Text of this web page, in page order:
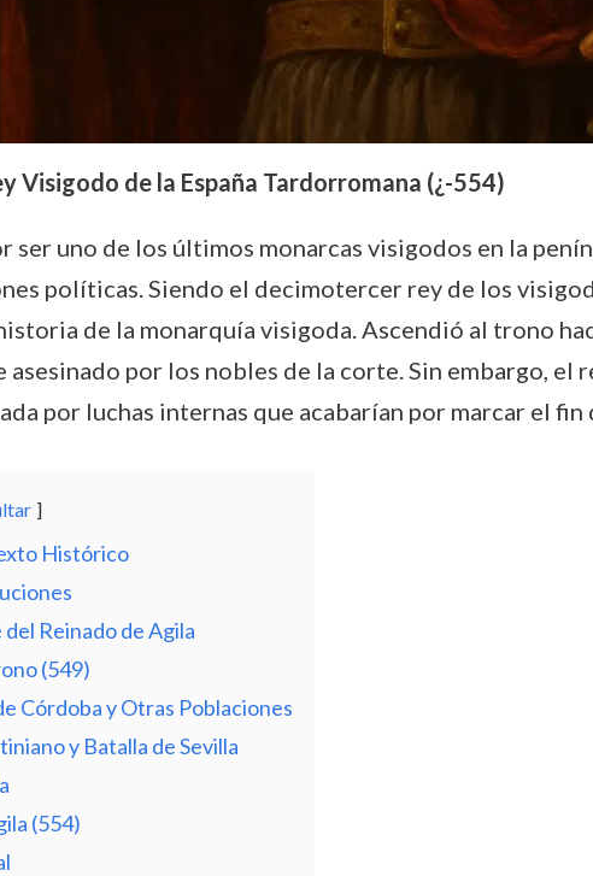
Visigodo de la España Tardorromana (¿-554)
ser uno de los últimos monarcas visigodos en la
políticas. Siendo el decimotercer rey de los
de la monarquía visigoda. Ascendió al trono
asesinado por los nobles de la corte. Sin embargo, el
por luchas internas que acabarían por marcar el
Histórico
Reinado de Agila
(549)
Córdoba y Otras Poblaciones
y Batalla de Sevilla
(554)